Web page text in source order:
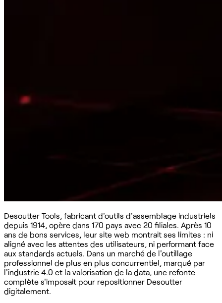
Desoutter Tools, fabricant d'outils d'assemblage industriels
depuis 1914, opère dans 170 pays avec 20 filiales. Après 10
ans de bons services, leur site web montrait ses limites : ni
aligné avec les attentes des utilisateurs, ni performant face
aux standards actuels. Dans un marché de l'outillage
professionnel de plus en plus concurrentiel, marqué par
l'industrie 4.0 et la valorisation de la data, une refonte
complète s'imposait pour repositionner Desoutter
digitalement.